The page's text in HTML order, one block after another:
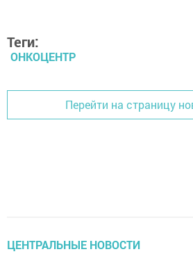
Теги:
ОНКОЦЕНТР
Перейти на страницу
ЦЕНТРАЛЬНЫЕ НОВОСТИ